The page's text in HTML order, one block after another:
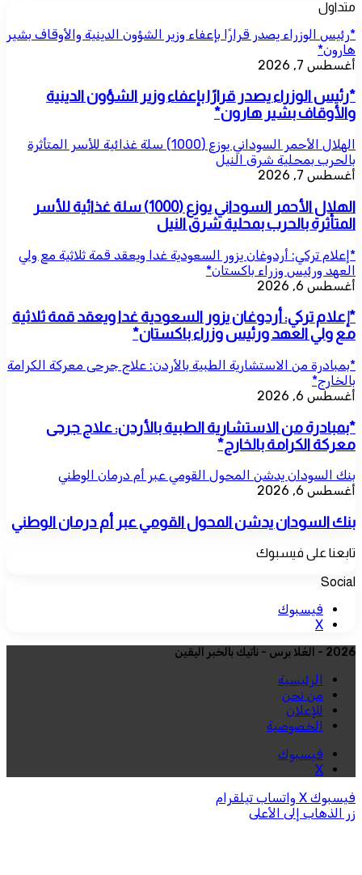
متداول
*رئيس الوزراء يصدر قرارًا بإعفاء وزير الشؤون الدينية والأوقاف بشير
هارون*
أغسطس 7, 2026
*رئيس الوزراء يصدر قرارًا بإعفاء وزير الشؤون الدينية
والأوقاف بشير هارون*
الهلال الأحمر السوداني يوزع (1000) سلة غذائية للأسر المتأثرة
بالحرب بمحلية شرق النيل
أغسطس 7, 2026
الهلال الأحمر السوداني يوزع (1000) سلة غذائية للأسر
المتأثرة بالحرب بمحلية شرق النيل
*إعلام تركي: أردوغان يزور السعودية غدا ويعقد قمة ثلاثية مع ولي
العهد ورئيس وزراء باكستان*
أغسطس 6, 2026
*إعلام تركي: أردوغان يزور السعودية غدا ويعقد قمة ثلاثية
مع ولي العهد ورئيس وزراء باكستان*
*بمبادرة من الاستشارية الطبية بالأردن: علاج جرحى معركة الكرامة
بالخارج*
أغسطس 6, 2026
*بمبادرة من الاستشارية الطبية بالأردن: علاج جرحى
معركة الكرامة بالخارج*
بنك السودان يدشن المحول القومي عبر أم درمان الوطني
أغسطس 6, 2026
بنك السودان يدشن المحول القومي عبر أم درمان الوطني
تابعنا على فيسبوك
Social
فيسبوك
‫X
2026 - العُلا برس - نأتيك بالخبر اليقين
الرئيسية
من نحن
للإعلان
الخصوصية
فيسبوك
‫X
فيسبوك ‫X واتساب تيلقرام
زر الذهاب إلى الأعلى